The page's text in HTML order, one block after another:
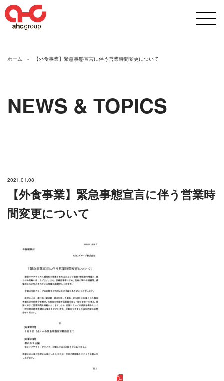
ホーム 【外食事業】緊急事態宣言に伴う営業時間変更について
NEWS & TOPICS
2021.01.08
【外食事業】緊急事態宣言に伴う営業時
間変更について